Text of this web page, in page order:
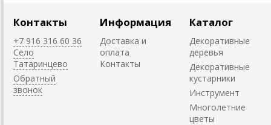
Контакты
+7 916 316 60 36
Село
Татаринцево
Обратный
звонок
Информация
Доставка и
оплата
Контакты
Каталог
Декоративные
деревья
Декоративные
кустарники
Инструмент
Многолетние
цветы